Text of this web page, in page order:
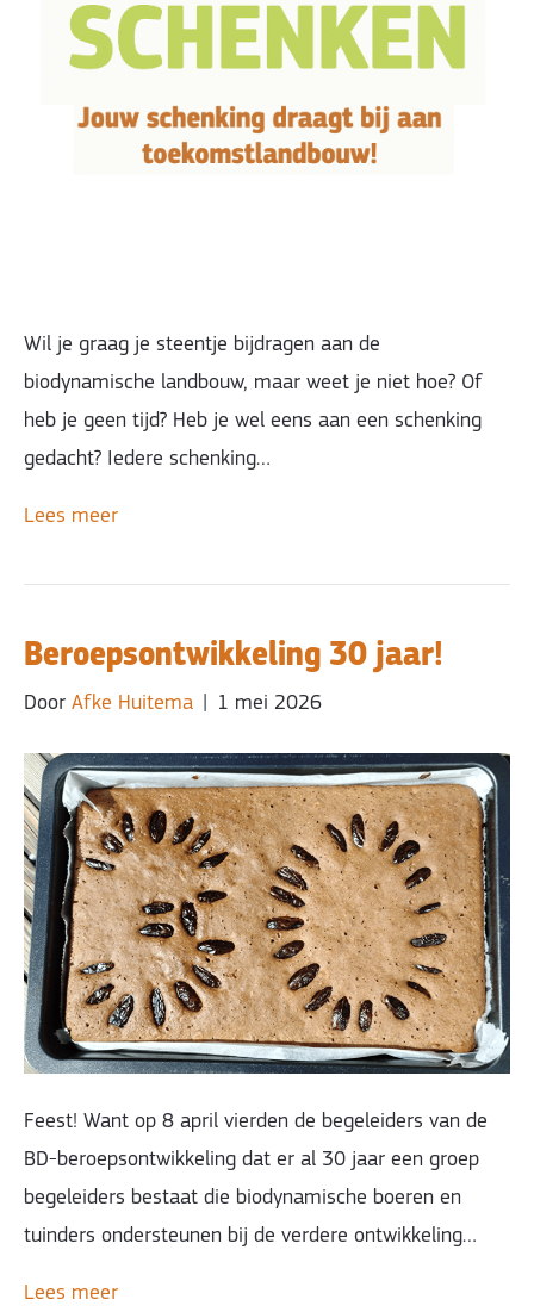
Wil je graag je steentje bijdragen aan de
biodynamische landbouw, maar weet je niet hoe? Of
heb je geen tijd? Heb je wel eens aan een schenking
gedacht? Iedere schenking…
Lees meer
Beroepsontwikkeling 30 jaar!
Door Afke Huitema 1 mei 2026
Feest! Want op 8 april vierden de begeleiders van de
BD-beroepsontwikkeling dat er al 30 jaar een groep
begeleiders bestaat die biodynamische boeren en
tuinders ondersteunen bij de verdere ontwikkeling…
Lees meer